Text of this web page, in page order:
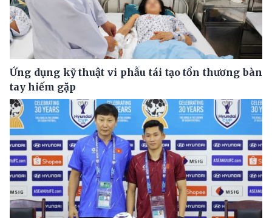
Ứng dụng kỹ thuật vi phẫu tái tạo tổn thương bàn
tay hiếm gặp